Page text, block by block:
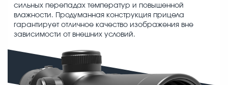
сильных перепадах температур и повышенной
влажности. Продуманная конструкция прицела
гарантирует отличное качество изображения вне
зависимости от внешних условий.